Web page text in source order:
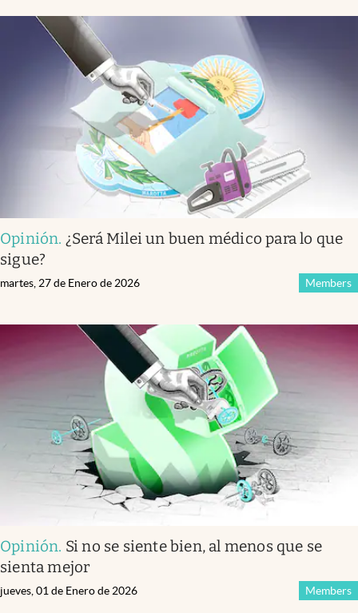
Opinión. ¿Será Milei un buen médico para lo que
sigue?
Members
martes, 27 de Enero de 2026
Opinión. Si no se siente bien, al menos que se
sienta mejor
Members
jueves, 01 de Enero de 2026